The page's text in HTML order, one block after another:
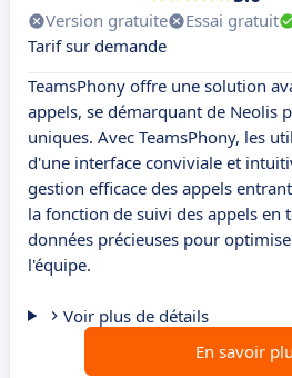
Version gratuite Essai gratuit
Tarif sur demande
TeamsPhony offre une solution
appels, se démarquant de Neolis
uniques. Avec TeamsPhony, les
d'une interface conviviale et
gestion efficace des appels
la fonction de suivi des appels en
données précieuses pour
l'équipe.
Voir plus de détails
En savoir